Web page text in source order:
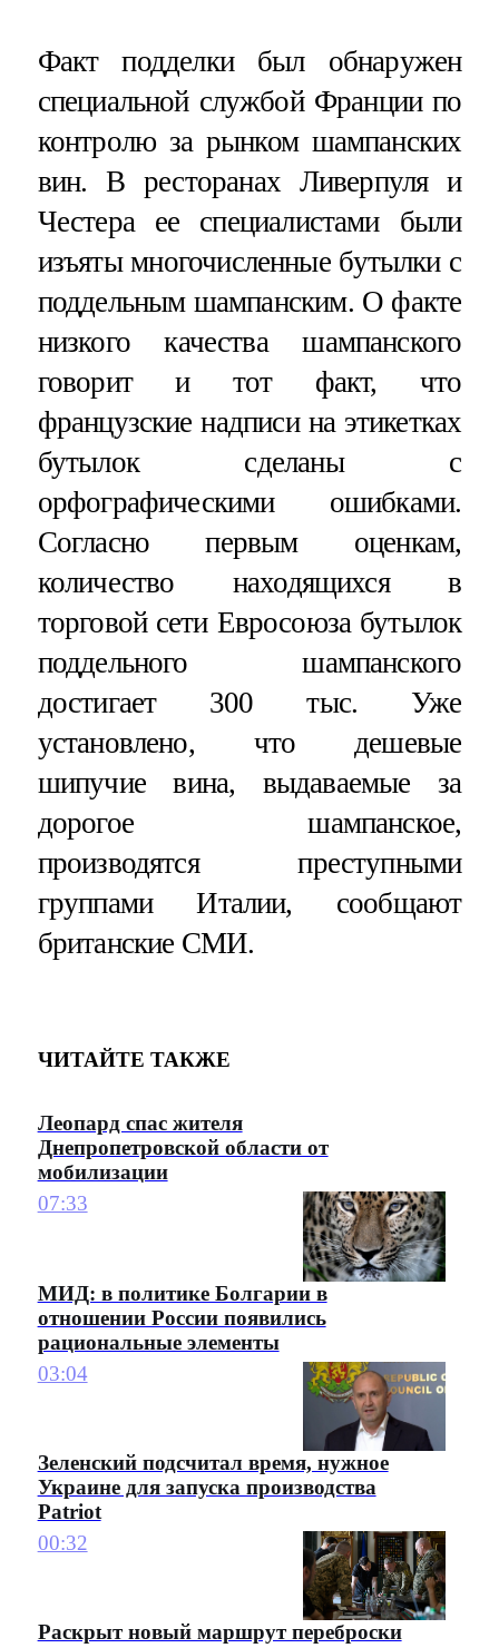
Факт подделки был обнаружен
специальной службой Франции по
контролю за рынком шампанских
вин. В ресторанах Ливерпуля и
Честера ее специалистами были
изъяты многочисленные бутылки с
поддельным шампанским. О факте
низкого качества шампанского
говорит и тот факт, что
французские надписи на этикетках
бутылок сделаны с
орфографическими ошибками.
Согласно первым оценкам,
количество находящихся в
торговой сети Евросоюза бутылок
поддельного шампанского
достигает 300 тыс. Уже
установлено, что дешевые
шипучие вина, выдаваемые за
дорогое шампанское,
производятся преступными
группами Италии, сообщают
британские СМИ.
ЧИТАЙТЕ ТАКЖЕ
Леопард спас жителя
Днепропетровской области от
мобилизации
07:33
МИД: в политике Болгарии в
отношении России появились
рациональные элементы
03:04
Зеленский подсчитал время, нужное
Украине для запуска производства
Patriot
00:32
Раскрыт новый маршрут переброски